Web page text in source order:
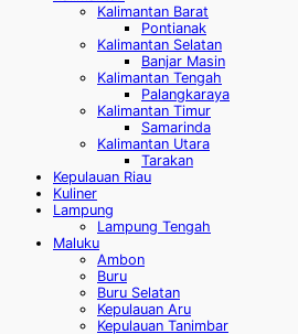
Kalimantan Barat
Pontianak
Kalimantan Selatan
Banjar Masin
Kalimantan Tengah
Palangkaraya
Kalimantan Timur
Samarinda
Kalimantan Utara
Tarakan
Kepulauan Riau
Kuliner
Lampung
Lampung Tengah
Maluku
Ambon
Buru
Buru Selatan
Kepulauan Aru
Kepulauan Tanimbar